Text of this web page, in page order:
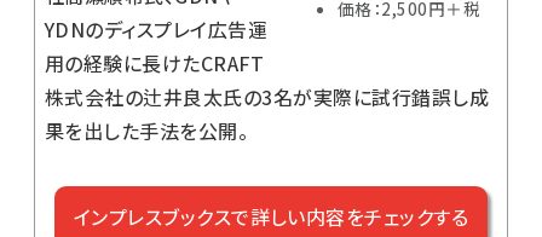
価格：2,500円＋税
YDNのディスプレイ広告運
用の経験に長けたCRAFT
株式会社の辻井良太氏の3名が実際に試行錯誤し成
果を出した手法を公開。
インプレスブックスで詳しい内容をチェックする